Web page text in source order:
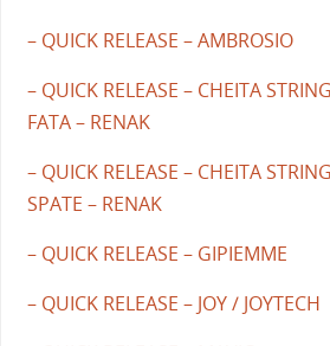
– QUICK RELEASE – AMBROSIO
– QUICK RELEASE – CHEITA
FATA – RENAK
– QUICK RELEASE – CHEITA
SPATE – RENAK
– QUICK RELEASE – GIPIEMME
– QUICK RELEASE – JOY / JOYTECH